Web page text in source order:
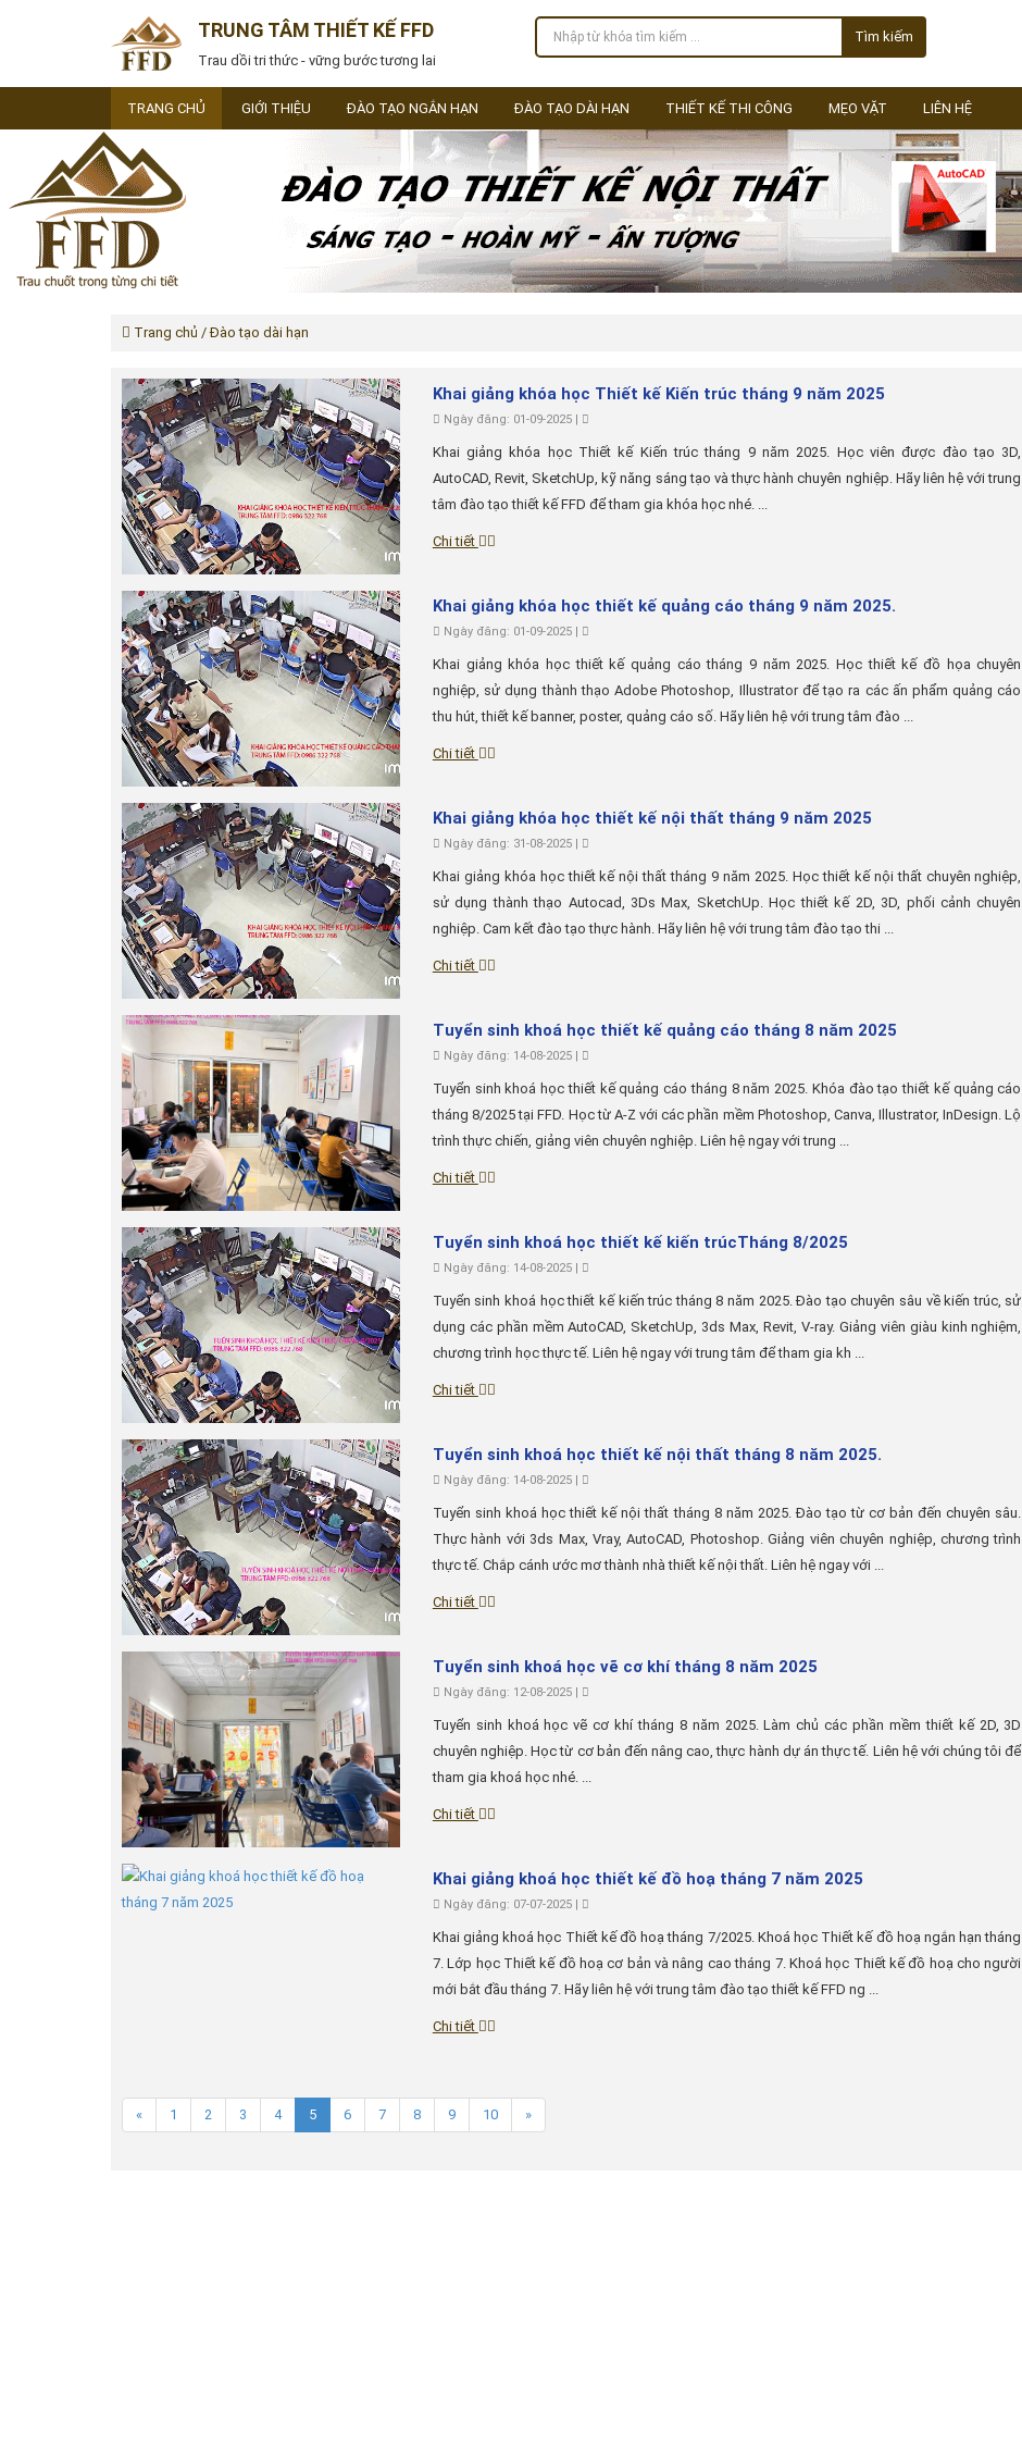
TRUNG TÂM THIẾT KẾ FFD
Trau dồi tri thức - vững bước tương lai
Tìm kiếm
TRANG CHỦ GIỚI THIỆU ĐÀO TẠO NGẮN HẠN ĐÀO TẠO DÀI HẠN THIẾT KẾ THI CÔNG MẸO VẶT LIÊN HỆ
Trang chủ / Đào tạo dài hạn
Khai giảng khóa học Thiết kế Kiến trúc tháng 9 năm 2025
Ngày đăng: 01-09-2025 |
Khai giảng khóa học Thiết kế Kiến trúc tháng 9 năm 2025. Học viên được đào tạo 3D,
AutoCAD, Revit, SketchUp, kỹ năng sáng tạo và thực hành chuyên nghiệp. Hãy liên hệ với trung
tâm đào tạo thiết kế FFD để tham gia khóa học nhé. ...
Chi tiết
Khai giảng khóa học thiết kế quảng cáo tháng 9 năm 2025.
Ngày đăng: 01-09-2025 |
Khai giảng khóa học thiết kế quảng cáo tháng 9 năm 2025. Học thiết kế đồ họa chuyên
nghiệp, sử dụng thành thạo Adobe Photoshop, Illustrator để tạo ra các ấn phẩm quảng cáo
thu hút, thiết kế banner, poster, quảng cáo số. Hãy liên hệ với trung tâm đào ...
Chi tiết
Khai giảng khóa học thiết kế nội thất tháng 9 năm 2025
Ngày đăng: 31-08-2025 |
Khai giảng khóa học thiết kế nội thất tháng 9 năm 2025. Học thiết kế nội thất chuyên nghiệp,
sử dụng thành thạo Autocad, 3Ds Max, SketchUp. Học thiết kế 2D, 3D, phối cảnh chuyên
nghiệp. Cam kết đào tạo thực hành. Hãy liên hệ với trung tâm đào tạo thi ...
Chi tiết
Tuyển sinh khoá học thiết kế quảng cáo tháng 8 năm 2025
Ngày đăng: 14-08-2025 |
Tuyển sinh khoá học thiết kế quảng cáo tháng 8 năm 2025. Khóa đào tạo thiết kế quảng cáo
tháng 8/2025 tại FFD. Học từ A-Z với các phần mềm Photoshop, Canva, Illustrator, InDesign. Lộ
trình thực chiến, giảng viên chuyên nghiệp. Liên hệ ngay với trung ...
Chi tiết
Tuyển sinh khoá học thiết kế kiến trúcTháng 8/2025
Ngày đăng: 14-08-2025 |
Tuyển sinh khoá học thiết kế kiến trúc tháng 8 năm 2025. Đào tạo chuyên sâu về kiến trúc, sử
dụng các phần mềm AutoCAD, SketchUp, 3ds Max, Revit, V-ray. Giảng viên giàu kinh nghiệm,
chương trình học thực tế. Liên hệ ngay với trung tâm để tham gia kh ...
Chi tiết
Tuyển sinh khoá học thiết kế nội thất tháng 8 năm 2025.
Ngày đăng: 14-08-2025 |
Tuyển sinh khoá học thiết kế nội thất tháng 8 năm 2025. Đào tạo từ cơ bản đến chuyên sâu.
Thực hành với 3ds Max, Vray, AutoCAD, Photoshop. Giảng viên chuyên nghiệp, chương trình
thực tế. Chắp cánh ước mơ thành nhà thiết kế nội thất. Liên hệ ngay với ...
Chi tiết
Tuyển sinh khoá học vẽ cơ khí tháng 8 năm 2025
Ngày đăng: 12-08-2025 |
Tuyển sinh khoá học vẽ cơ khí tháng 8 năm 2025. Làm chủ các phần mềm thiết kế 2D, 3D
chuyên nghiệp. Học từ cơ bản đến nâng cao, thực hành dự án thực tế. Liên hệ với chúng tôi để
tham gia khoá học nhé. ...
Chi tiết
Khai giảng khoá học thiết kế đồ hoạ tháng 7 năm 2025
Ngày đăng: 07-07-2025 |
Khai giảng khoá học Thiết kế đồ hoạ tháng 7/2025. Khoá học Thiết kế đồ hoạ ngắn hạn tháng
7. Lớp học Thiết kế đồ hoạ cơ bản và nâng cao tháng 7. Khoá học Thiết kế đồ hoạ cho người
mới bắt đầu tháng 7. Hãy liên hệ với trung tâm đào tạo thiết kế FFD ng ...
Chi tiết
« 1 2 3 4 5 6 7 8 9 10 »